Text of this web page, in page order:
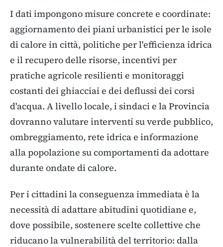
I dati impongono misure concrete e coordinate:
aggiornamento dei piani urbanistici per le isole
di calore in città, politiche per l'efficienza idrica
e il recupero delle risorse, incentivi per
pratiche agricole resilienti e monitoraggi
costanti dei ghiacciai e dei deflussi dei corsi
d'acqua. A livello locale, i sindaci e la Provincia
dovranno valutare interventi su verde pubblico,
ombreggiamento, rete idrica e informazione
alla popolazione su comportamenti da adottare
durante ondate di calore.
Per i cittadini la conseguenza immediata è la
necessità di adattare abitudini quotidiane e,
dove possibile, sostenere scelte collettive che
riducano la vulnerabilità del territorio: dalla